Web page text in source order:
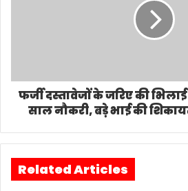
फर्जी दस्तावेजों के जरिए की
साल नौकरी, बड़े भाई की
Related Articles